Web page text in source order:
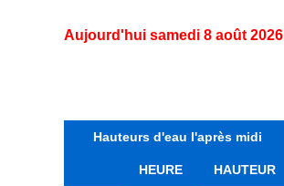
Aujourd'hui samedi 8 août 2026
Hauteurs d'eau l'après midi
HEURE HAUTEUR